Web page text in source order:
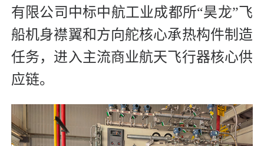
有限公司中标中航工业成都所“昊龙”飞
船机身襟翼和方向舵核心承热构件制造
任务，进入主流商业航天飞行器核心供
应链。